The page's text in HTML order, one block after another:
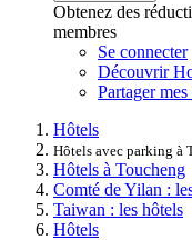
Obtenez des
membres
Se connecter
Découvrir
Partager
Hôtels
Hôtels avec parking à
Hôtels à Toucheng
Comté de Yilan :
Taiwan : les hôtels
Hôtels